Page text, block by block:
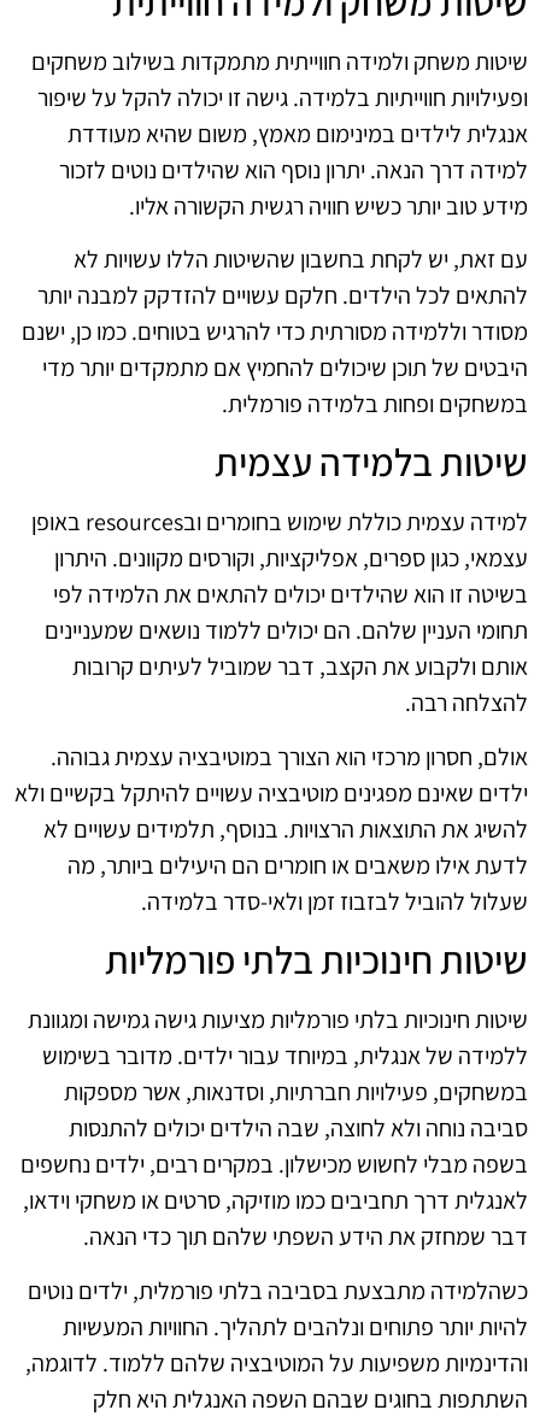
שיטות משחק ולמידה חווייתית מתמקדות בשילוב משחקים
ופעילויות חווייתיות בלמידה. גישה זו יכולה להקל על שיפור
אנגלית לילדים במינימום מאמץ, משום שהיא מעודדת
למידה דרך הנאה. יתרון נוסף הוא שהילדים נוטים לזכור
מידע טוב יותר כשיש חוויה רגשית הקשורה אליו.
עם זאת, יש לקחת בחשבון שהשיטות הללו עשויות לא
להתאים לכל הילדים. חלקם עשויים להזדקק למבנה יותר
מסודר וללמידה מסורתית כדי להרגיש בטוחים. כמו כן, ישנם
היבטים של תוכן שיכולים להחמיץ אם מתמקדים יותר מדי
במשחקים ופחות בלמידה פורמלית.
שיטות בלמידה עצמית
למידה עצמית כוללת שימוש בחומרים ובresources באופן
עצמאי, כגון ספרים, אפליקציות, וקורסים מקוונים. היתרון
בשיטה זו הוא שהילדים יכולים להתאים את הלמידה לפי
תחומי העניין שלהם. הם יכולים ללמוד נושאים שמעניינים
אותם ולקבוע את הקצב, דבר שמוביל לעיתים קרובות
להצלחה רבה.
אולם, חסרון מרכזי הוא הצורך במוטיבציה עצמית גבוהה.
ילדים שאינם מפגינים מוטיבציה עשויים להיתקל בקשיים ולא
להשיג את התוצאות הרצויות. בנוסף, תלמידים עשויים לא
לדעת אילו משאבים או חומרים הם היעילים ביותר, מה
שעלול להוביל לבזבוז זמן ולאי-סדר בלמידה.
שיטות חינוכיות בלתי פורמליות
שיטות חינוכיות בלתי פורמליות מציעות גישה גמישה ומגוונת
ללמידה של אנגלית, במיוחד עבור ילדים. מדובר בשימוש
במשחקים, פעילויות חברתיות, וסדנאות, אשר מספקות
סביבה נוחה ולא לחוצה, שבה הילדים יכולים להתנסות
בשפה מבלי לחשוש מכישלון. במקרים רבים, ילדים נחשפים
לאנגלית דרך תחביבים כמו מוזיקה, סרטים או משחקי וידאו,
דבר שמחזק את הידע השפתי שלהם תוך כדי הנאה.
כשהלמידה מתבצעת בסביבה בלתי פורמלית, ילדים נוטים
להיות יותר פתוחים ונלהבים לתהליך. החוויות המעשיות
והדינמיות משפיעות על המוטיבציה שלהם ללמוד. לדוגמה,
השתתפות בחוגים שבהם השפה האנגלית היא חלק